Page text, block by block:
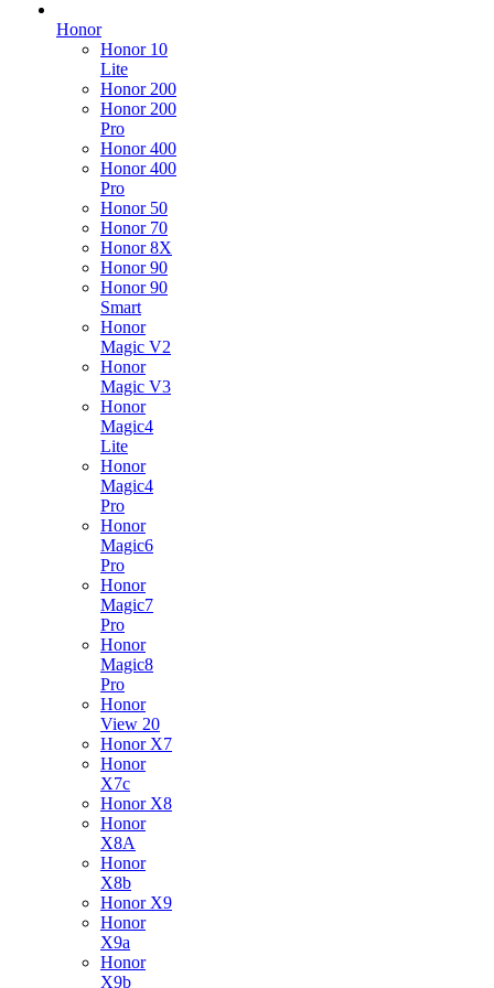
Honor
Honor 10
Lite
Honor 200
Honor 200
Pro
Honor 400
Honor 400
Pro
Honor 50
Honor 70
Honor 8X
Honor 90
Honor 90
Smart
Honor
Magic V2
Honor
Magic V3
Honor
Magic4
Lite
Honor
Magic4
Pro
Honor
Magic6
Pro
Honor
Magic7
Pro
Honor
Magic8
Pro
Honor
View 20
Honor X7
Honor
X7c
Honor X8
Honor
X8A
Honor
X8b
Honor X9
Honor
X9a
Honor
X9b